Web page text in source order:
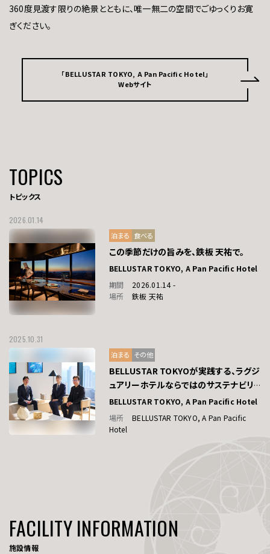
360度見渡す限りの絶景とともに、唯一無二の空間でごゆっくりお寛
ぎください。
「BELLUSTAR TOKYO, A Pan Pacific Hotel」
Webサイト
TOPICS
トピックス
2026.01.14
泊まる 食べる
この季節だけの旨みを、鉄板 天祐で。
BELLUSTAR TOKYO, A Pan Pacific Hotel
期間
2026.01.14 -
場所
鉄板 天祐
2025.10.31
泊まる その他
BELLUSTAR TOKYOが実践する、ラグジ
ュアリーホテルならではのサステナビリ
ティ
BELLUSTAR TOKYO, A Pan Pacific Hotel
場所
BELLUSTAR TOKYO, A Pan Pacific
Hotel
FACILITY INFORMATION
施設情報